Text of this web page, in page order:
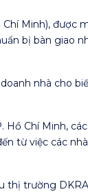
Minh), được
bị bàn giao
nhà cho
Chí Minh,
từ việc các
thị trường DKRA